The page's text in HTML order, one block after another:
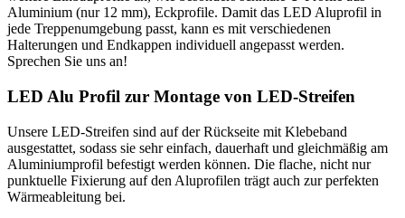
Aluminium (nur 12 mm), Eckprofile. Damit das LED Aluprofil in
jede Treppenumgebung passt, kann es mit verschiedenen
Halterungen und Endkappen individuell angepasst werden.
Sprechen Sie uns an!
LED Alu Profil zur Montage von LED-Streifen
Unsere LED-Streifen sind auf der Rückseite mit Klebeband
ausgestattet, sodass sie sehr einfach, dauerhaft und gleichmäßig am
Aluminiumprofil befestigt werden können. Die flache, nicht nur
punktuelle Fixierung auf den Aluprofilen trägt auch zur perfekten
Wärmeableitung bei.